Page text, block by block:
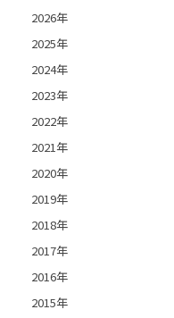
2026年
2025年
2024年
2023年
2022年
2021年
2020年
2019年
2018年
2017年
2016年
2015年